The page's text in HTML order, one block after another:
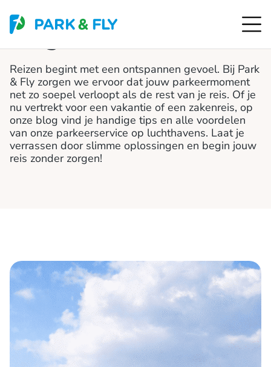
Blog
Reizen begint met een ontspannen gevoel. Bij Park
& Fly zorgen we ervoor dat jouw parkeermoment
net zo soepel verloopt als de rest van je reis. Of je
nu vertrekt voor een vakantie of een zakenreis, op
onze blog vind je handige tips en alle voordelen
van onze parkeerservice op luchthavens. Laat je
verrassen door slimme oplossingen en begin jouw
reis zonder zorgen!